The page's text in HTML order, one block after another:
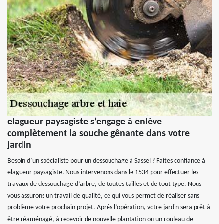
elagueur paysagiste s’engage à enlève
complètement la souche gênante dans votre
jardin
Besoin d’un spécialiste pour un dessouchage à Sassel ? Faites confiance à
elagueur paysagiste. Nous intervenons dans le 1534 pour effectuer les
travaux de dessouchage d’arbre, de toutes tailles et de tout type. Nous
vous assurons un travail de qualité, ce qui vous permet de réaliser sans
problème votre prochain projet. Après l’opération, votre jardin sera prêt à
être réaménagé, à recevoir de nouvelle plantation ou un rouleau de